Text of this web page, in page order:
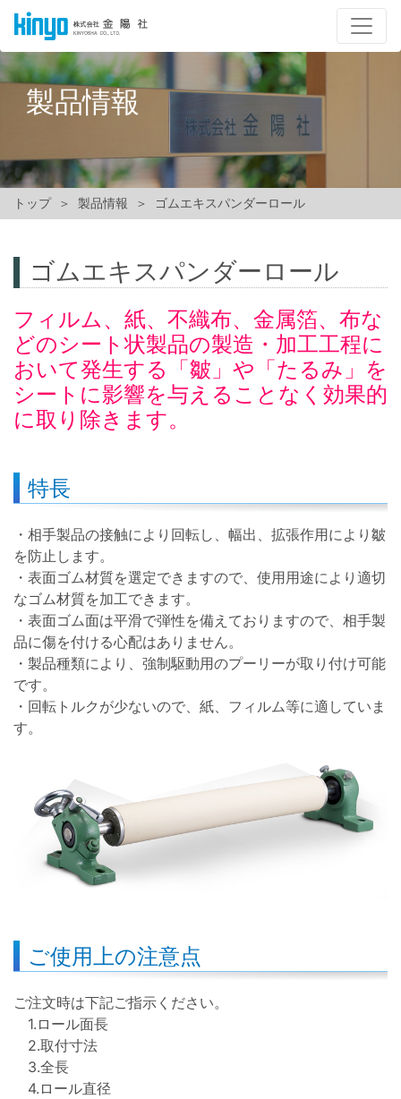
製品情報
トップ 製品情報 ゴムエキスパンダーロール
ゴムエキスパンダーロール
フィルム、紙、不織布、金属箔、布な
どのシート状製品の製造・加工工程に
おいて発生する「皺」や「たるみ」を
シートに影響を与えることなく効果的
に取り除きます。
特長
・相手製品の接触により回転し、幅出、拡張作用により皺
を防止します。
・表面ゴム材質を選定できますので、使用用途により適切
なゴム材質を加工できます。
・表面ゴム面は平滑で弾性を備えておりますので、相手製
品に傷を付ける心配はありません。
・製品種類により、強制駆動用のプーリーが取り付け可能
です。
・回転トルクが少ないので、紙、フィルム等に適していま
す。
ご使用上の注意点
ご注文時は下記ご指示ください。
1.ロール面長
2.取付寸法
3.全長
4.ロール直径